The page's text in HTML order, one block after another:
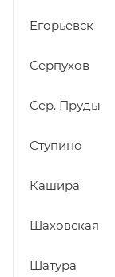
Егорьевск
Серпухов
Сер. Пруды
Ступино
Кашира
Шаховская
Шатура